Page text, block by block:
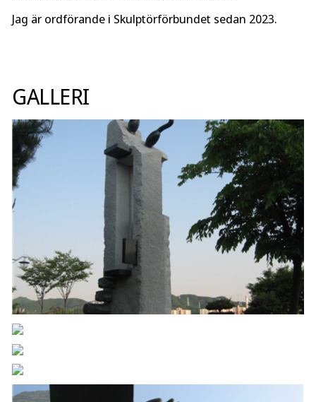
Jag är ordförande i Skulptörförbundet sedan 2023.
GALLERI